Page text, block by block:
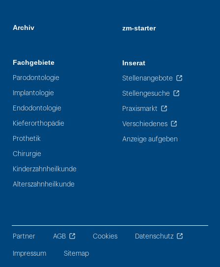
Archiv
Fachgebiete
Parodontologie
Implantologie
Endodontologie
Kieferorthopädie
Prothetik
Chirurgie
Kinderzahnheilkunde
Alterszahnheilkunde
zm-starter
Inserat
Stellenangebote
Stellengesuche
Praxismarkt
Verschiedenes
Anzeige aufgeben
Partner AGB Cookies Datenschutz
Impressum Sitemap